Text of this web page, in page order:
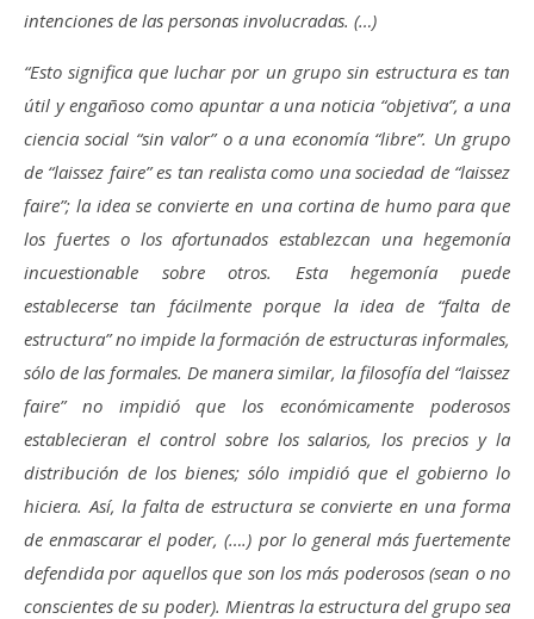
intenciones de las personas involucradas. (…)
“Esto significa que luchar por un grupo sin estructura es tan
útil y engañoso como apuntar a una noticia “objetiva”, a una
ciencia social “sin valor” o a una economía “libre”. Un grupo
de “laissez faire” es tan realista como una sociedad de “laissez
faire”; la idea se convierte en una cortina de humo para que
los fuertes o los afortunados establezcan una hegemonía
incuestionable sobre otros. Esta hegemonía puede
establecerse tan fácilmente porque la idea de “falta de
estructura” no impide la formación de estructuras informales,
sólo de las formales. De manera similar, la filosofía del “laissez
faire” no impidió que los económicamente poderosos
establecieran el control sobre los salarios, los precios y la
distribución de los bienes; sólo impidió que el gobierno lo
hiciera. Así, la falta de estructura se convierte en una forma
de enmascarar el poder, (….) por lo general más fuertemente
defendida por aquellos que son los más poderosos (sean o no
conscientes de su poder). Mientras la estructura del grupo sea